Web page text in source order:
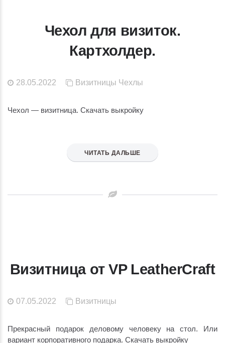
Чехол для визиток.
Картхолдер.
28.05.2022 Визитницы Чехлы
Чехол — визитница. Скачать выкройку
ЧИТАТЬ ДАЛЬШЕ
Визитница от VP LeatherCraft
07.05.2022 Визитницы
Прекрасный подарок деловому человеку на стол. Или
вариант корпоративного подарка. Скачать выкройку